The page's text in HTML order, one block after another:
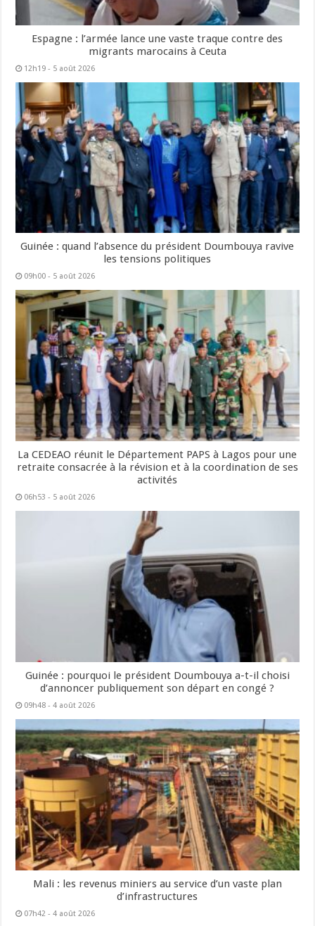
Espagne : l’armée lance une vaste traque contre des
migrants marocains à Ceuta
12h19 - 5 août 2026
Guinée : quand l’absence du président Doumbouya ravive
les tensions politiques
09h00 - 5 août 2026
La CEDEAO réunit le Département PAPS à Lagos pour une
retraite consacrée à la révision et à la coordination de ses
activités
06h53 - 5 août 2026
Guinée : pourquoi le président Doumbouya a-t-il choisi
d’annoncer publiquement son départ en congé ?
09h48 - 4 août 2026
Mali : les revenus miniers au service d’un vaste plan
d’infrastructures
07h42 - 4 août 2026